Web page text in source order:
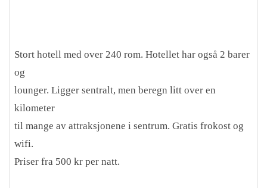
Stort hotell med over 240 rom. Hotellet har også 2 barer
og
lounger. Ligger sentralt, men beregn litt over en
kilometer
til mange av attraksjonene i sentrum. Gratis frokost og
wifi.
Priser fra 500 kr per natt.